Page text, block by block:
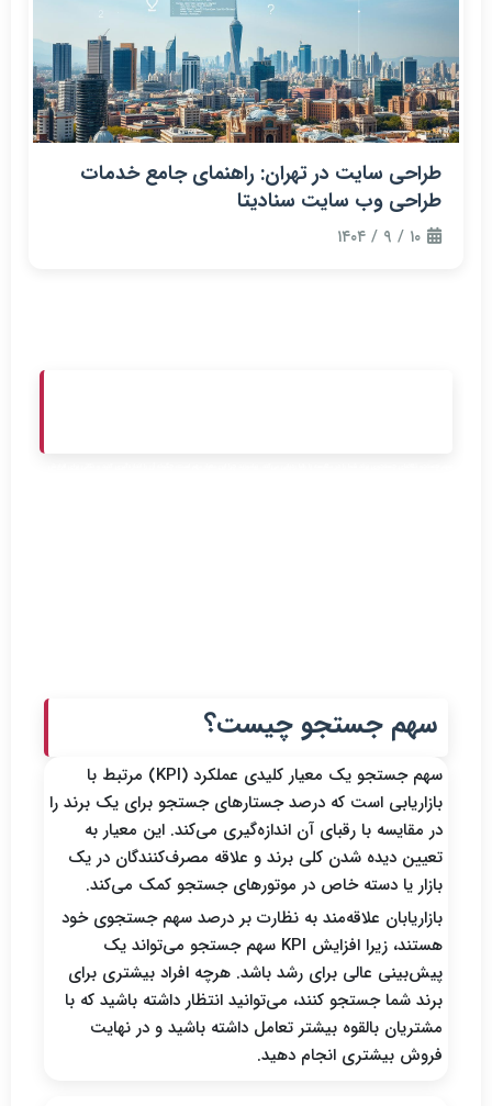
طراحی سایت در تهران: راهنمای جامع خدمات
طراحی وب سایت سنادیتا
۱۰ / ۹ / ۱۴۰۴
سهم جستجو چیست؟
سهم جستجو یک معیار کلیدی عملکرد (KPI) مرتبط با
بازاریابی است که درصد جستارهای جستجو برای یک برند را
در مقایسه با رقبای آن اندازه‌گیری می‌کند. این معیار به
تعیین دیده شدن کلی برند و علاقه مصرف‌کنندگان در یک
بازار یا دسته خاص در موتورهای جستجو کمک می‌کند.
بازاریابان علاقه‌مند به نظارت بر درصد سهم جستجوی خود
هستند، زیرا افزایش KPI سهم جستجو می‌تواند یک
پیش‌بینی عالی برای رشد باشد. هرچه افراد بیشتری برای
برند شما جستجو کنند، می‌توانید انتظار داشته باشید که با
مشتریان بالقوه بیشتر تعامل داشته باشید و در نهایت
فروش بیشتری انجام دهید.